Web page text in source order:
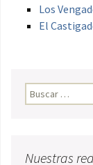
Los
El
Buscar:
Nuestras